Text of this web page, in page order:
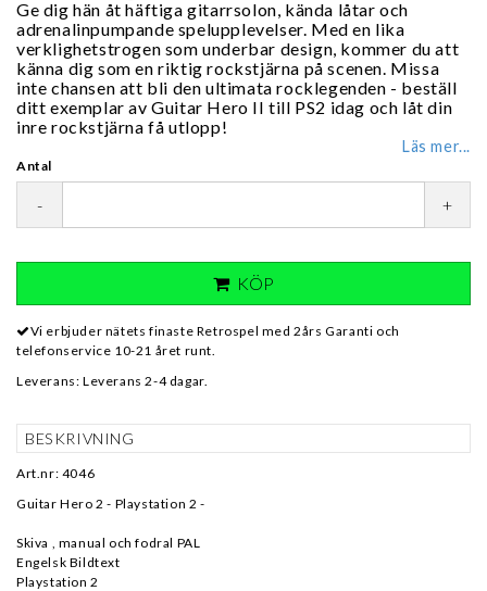
Ge dig hän åt häftiga gitarrsolon, kända låtar och
adrenalinpumpande spelupplevelser. Med en lika
verklighetstrogen som underbar design, kommer du att
känna dig som en riktig rockstjärna på scenen. Missa
inte chansen att bli den ultimata rocklegenden - beställ
ditt exemplar av Guitar Hero II till PS2 idag och låt din
inre rockstjärna få utlopp!
Läs mer...
Antal
- +
KÖP
Vi erbjuder nätets finaste Retrospel med 2års Garanti och
telefonservice 10-21 året runt.
Leverans: Leverans 2-4 dagar.
BESKRIVNING
Art.nr: 4046
Guitar Hero 2 - Playstation 2 -
Skiva , manual och fodral PAL
Engelsk Bildtext
Playstation 2